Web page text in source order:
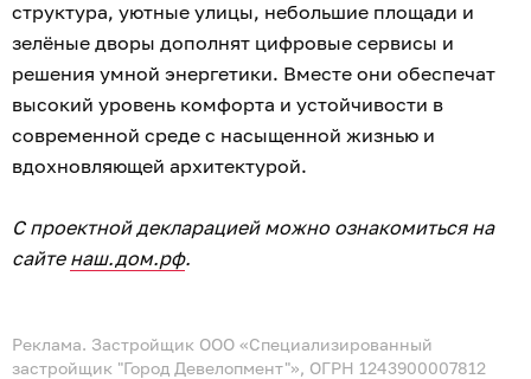
структура, уютные улицы, небольшие площади и
зелёные дворы дополнят цифровые сервисы и
решения умной энергетики. Вместе они обеспечат
высокий уровень комфорта и устойчивости в
современной среде с насыщенной жизнью и
вдохновляющей архитектурой.
С проектной декларацией можно ознакомиться на
сайте наш.дом.рф.
Реклама. Застройщик ООО «Специализированный
застройщик "Город Девелопмент"», ОГРН 1243900007812